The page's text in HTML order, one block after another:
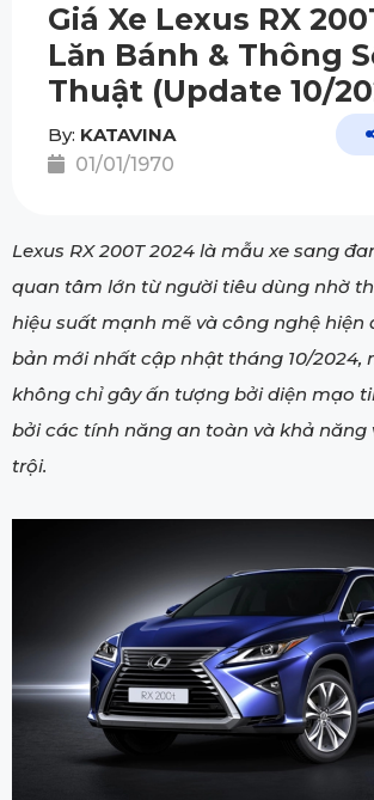
Giá Xe Lexus RX
Lăn Bánh & Thông
Thuật (Update 10/
By: KATAVINA
01/01/1970
Lexus RX 200T 2024 là mẫu xe sang
quan tâm lớn từ người tiêu dùng nhờ
hiệu suất mạnh mẽ và công nghệ hiện
bản mới nhất cập nhật tháng 10/2024,
không chỉ gây ấn tượng bởi diện mạo
bởi các tính năng an toàn và khả năng
trội.